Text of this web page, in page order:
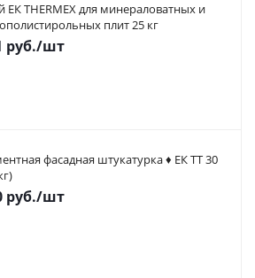
ЕК THERMEX для минераловатных и
плит 25 кг
руб./шт
фасадная штукатурка ♦ ЕК ТТ 30
руб./шт